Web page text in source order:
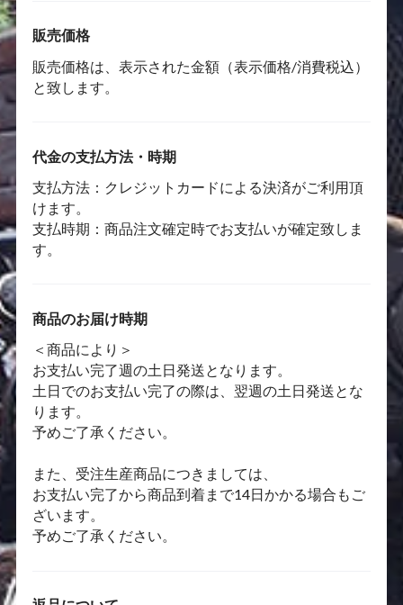
販売価格
販売価格は、表示された金額（表示価格/消費税込）
と致します。
代金の支払方法・時期
支払方法：クレジットカードによる決済がご利用頂
けます。
支払時期：商品注文確定時でお支払いが確定致しま
す。
商品のお届け時期
＜商品により＞
お支払い完了週の土日発送となります。
土日でのお支払い完了の際は、翌週の土日発送とな
ります。
予めご了承ください。
また、受注生産商品につきましては、
お支払い完了から商品到着まで14日かかる場合もご
ざいます。
予めご了承ください。